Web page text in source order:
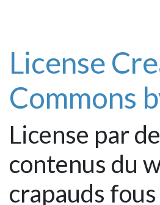
License
Commons
License par
contenus du
crapauds fous